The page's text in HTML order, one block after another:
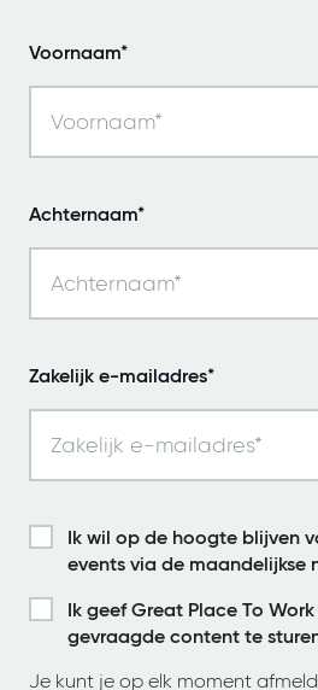
Voornaam*
Achternaam*
Zakelijk e-mailadres*
Ik wil op de hoogte blijven
events via de maandelijkse
Ik geef Great Place To
gevraagde content te
Je kunt je op elk moment